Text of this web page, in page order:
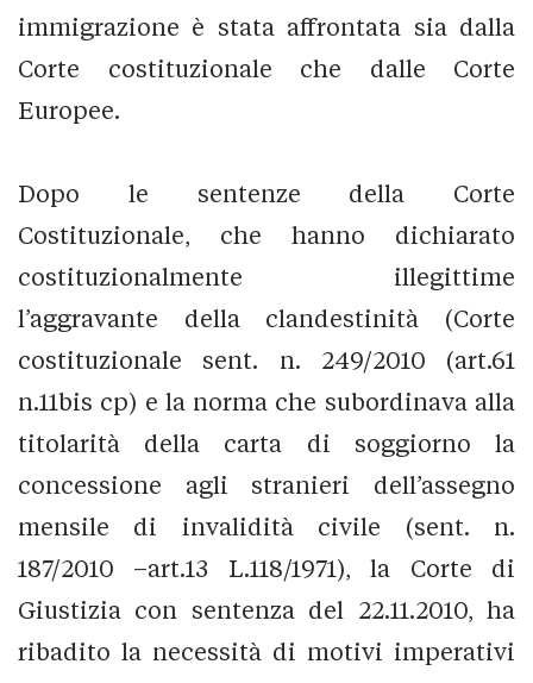
immigrazione è stata affrontata sia dalla
Corte costituzionale che dalle Corte
Europee.
Dopo le sentenze della Corte
Costituzionale, che hanno dichiarato
costituzionalmente illegittime
l’aggravante della clandestinità (Corte
costituzionale sent. n. 249/2010 (art.61
n.11bis cp) e la norma che subordinava alla
titolarità della carta di soggiorno la
concessione agli stranieri dell’assegno
mensile di invalidità civile (sent. n.
187/2010 –art.13 L.118/1971), la Corte di
Giustizia con sentenza del 22.11.2010, ha
ribadito la necessità di motivi imperativi